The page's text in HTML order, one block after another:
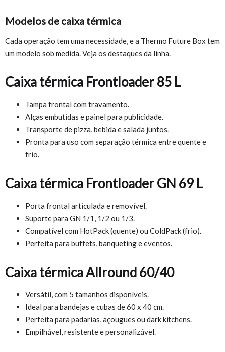
Modelos de caixa térmica
Cada operação tem uma necessidade, e a Thermo Future Box tem
um modelo sob medida. Veja os destaques da linha.
Caixa térmica Frontloader 85 L
Tampa frontal com travamento.
Alças embutidas e painel para publicidade.
Transporte de pizza, bebida e salada juntos.
Pronta para uso com separação térmica entre quente e
frio.
Caixa térmica Frontloader GN 69 L
Porta frontal articulada e removível.
Suporte para GN 1/1, 1/2 ou 1/3.
Compatível com HotPack (quente) ou ColdPack (frio).
Perfeita para buffets, banqueting e eventos.
Caixa térmica Allround 60/40
Versátil, com 5 tamanhos disponíveis.
Ideal para bandejas e cubas de 60 x 40 cm.
Perfeita para padarias, açougues ou dark kitchens.
Empilhável, resistente e personalizável.